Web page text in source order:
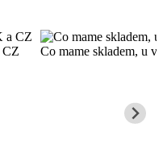
CZ Co mame skladem, u